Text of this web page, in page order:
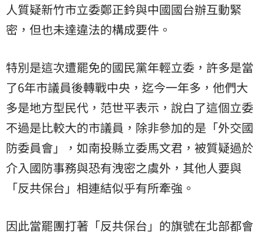
人質疑新竹市立委鄭正鈐與中國國台辦互動緊
密，但也未達違法的構成要件。
特別是這次遭罷免的國民黨年輕立委，許多是當
了6年市議員後轉戰中央，迄今一年多，他們大
多是地方型民代，范世平表示，說白了這個立委
不過是比較大的市議員，除非參加的是「外交國
防委員會」，如南投縣立委馬文君，被質疑過於
介入國防事務與恐有洩密之虞外，其他人要與
「反共保台」相連結似乎有所牽強。
因此當罷團打著「反共保台」的旗號在北部都會